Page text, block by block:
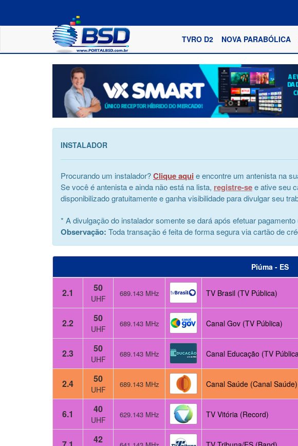
TVRO D2 NOVA PARABÓLICA
INSTALADOR
Procurando um instalador?Clique aqui e encontre um antenista na
Se você é antenista e ainda não está na lista, registre-see ative seu
disponibilizado gratuitamente e ganha visibilidade para divulgar seu
* A divulgação do instalador somente se dará após efetuar
Observação: Toda transação é feita de forma segura via cartão de
Piúma - ES
2.1 50
UHF
689.143 MHz TV Brasil (TV Pública)
2.2 50
UHF
689.143 MHz Canal Gov (TV Pública)
2.3 50
UHF
689.143 MHz Canal Educação (TV
2.4 50
UHF
689.143 MHz Canal Saúde (Canal Saúde)
6.1 40
UHF
629.143 MHz TV Vitória (Record)
42